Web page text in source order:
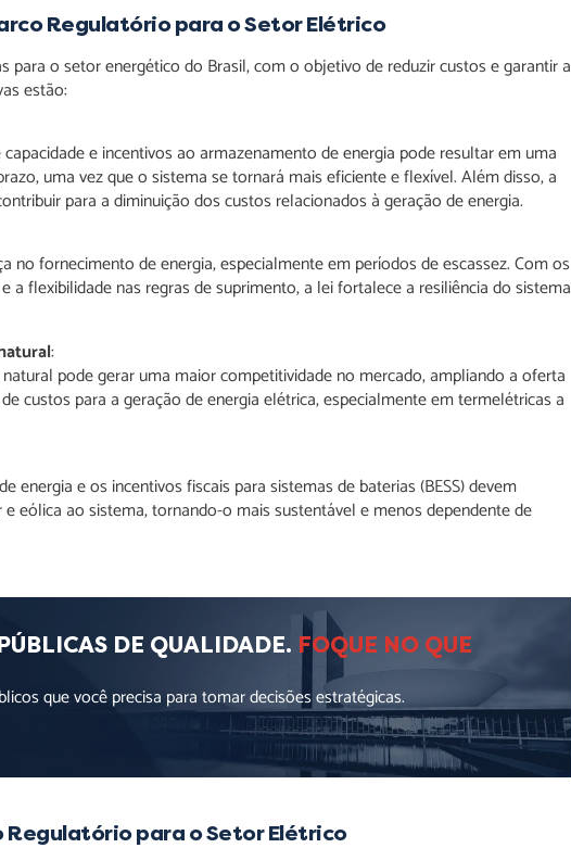
Regulatório para o Setor Elétrico
para o setor energético do Brasil, com o objetivo de reduzir custos e garantir a
estão:
e incentivos ao armazenamento de energia pode resultar em uma
uma vez que o sistema se tornará mais eficiente e flexível. Além disso, a
para a diminuição dos custos relacionados à geração de energia.
no fornecimento de energia, especialmente em períodos de escassez. Com os
a flexibilidade nas regras de suprimento, a lei fortalece a resiliência do sistema
:
pode gerar uma maior competitividade no mercado, ampliando a oferta
custos para a geração de energia elétrica, especialmente em termelétricas a
energia e os incentivos fiscais para sistemas de baterias (BESS) devem
eólica ao sistema, tornando-o mais sustentável e menos dependente de
DE QUALIDADE. FOQUE NO QUE
que você precisa para tomar decisões estratégicas.
Regulatório para o Setor Elétrico